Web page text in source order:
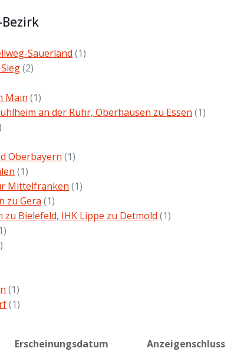
Sauerland (1)
(2)
Main (1)
an der Ruhr, Oberhausen zu Essen (1)
Oberbayern (1)
(1)
Mittelfranken (1)
zu Gera (1)
zu Bielefeld, IHK Lippe zu Detmold (1)
(1)
(1)
Erscheinungsdatum Anzeigenschluss